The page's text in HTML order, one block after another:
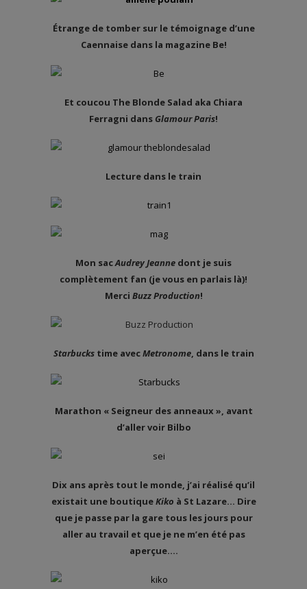
Étrange de tomber sur le témoignage d’une
Caennaise dans la magazine Be!
Et coucou The Blonde Salad aka Chiara
Ferragni dans Glamour Paris!
Lecture dans le train
Mon sacAudrey Jeanne dont je suis
complètement fan (je vous en parlais là)!
Merci Buzz Production!
Starbuckstime avecMetronome, dans le train
Marathon « Seigneur des anneaux », avant
d’aller voir Bilbo
Dix ans après tout le monde, j’ai réalisé qu’il
existait une boutiqueKiko à St Lazare… Dire
que je passe par la gare tous les jours pour
aller au travail et que je ne m’en été pas
aperçue….